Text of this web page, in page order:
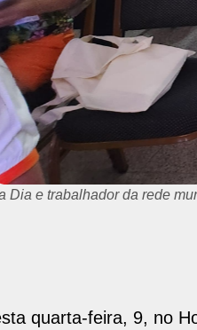
Dia e trabalhador da rede
quarta-feira, 9, no